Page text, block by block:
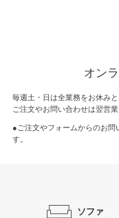
オン
毎週土・日は全業務をお休み
ご注文やお問い合わせは翌営
●ご注文やフォームからのお問
す。
ソファ